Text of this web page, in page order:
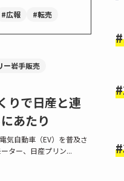
#広報 #転売
ー岩手販売
りで日産と連
あたり
気自動車（EV）を普及さ
ター、日産プリン...